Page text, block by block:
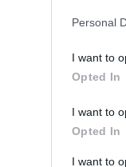
Personal
I want to
Opted In
I want to
Opted In
I want to
hoznak, hogy
nyilvánvalóan
amúgy
kamionos
rengeteg
a…
1